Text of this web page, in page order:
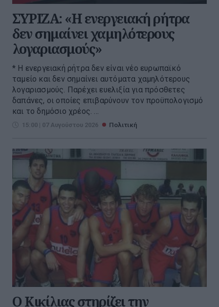
ΣΥΡΙΖΑ: «Η ενεργειακή ρήτρα
δεν σημαίνει χαμηλότερους
λογαριασμούς»
* Η ενεργειακή ρήτρα δεν είναι νέο ευρωπαϊκό
ταμείο και δεν σημαίνει αυτόματα χαμηλότερους
λογαριασμούς. Παρέχει ευελιξία για πρόσθετες
δαπάνες, οι οποίες επιβαρύνουν τον προϋπολογισμό
και το δημόσιο χρέος. ...
15:00 | 07 Αυγούστου 2026 Πολιτική
Ο Κικίλιας στηρίζει την